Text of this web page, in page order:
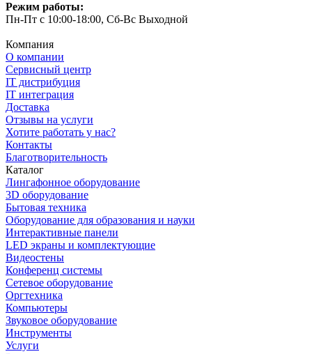
Режим работы:
Пн-Пт с 10:00-18:00, Сб-Вс Выходной
Компания
О компании
Сервисный центр
IT дистрибуция
IT интеграция
Доставка
Отзывы на услуги
Хотите работать у нас?
Контакты
Благотворительность
Каталог
Лингафонное оборудование
3D оборудование
Бытовая техника
Оборудование для образования и науки
Интерактивные панели
LED экраны и комплектующие
Видеостены
Конференц системы
Сетевое оборудование
Оргтехника
Компьютеры
Звуковое оборудование
Инструменты
Услуги